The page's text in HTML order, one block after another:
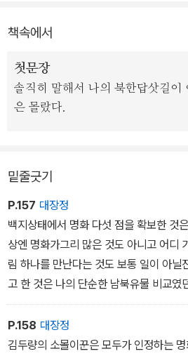
사에 집중되어 있다. 1부에서는 대동강과
평양을 대표하는 문화유적과 예술인들에
과 함께 펼쳐진다. 2부에는 한반도 최초
흥리무덤, 강서큰무덤 등을 답사한 후 고
명한다. 책 마지막에 실린 '그리고 남은
에 갔던 용곡서원, 북에서 만난 여인들,
께한 감회와 북한의 향토음식 등 본문에
대동강가엔 환영(歡迎)의 환영(幻影)들
은 고로봉식 산성
제2부 고인돌에서 현대미술까지
책속에서
첫문장
솔직히 말해서 나의 북한답삿길이
은 몰랐다.
밑줄긋기
P.157 대장정
백지상태에서 명화 다섯 점을 확보한 것
상엔 명화가그리 많은 것도 아니고 어디
림 하나를 만난다는 것도 보통 일이 아닐
고 한 것은 나의 단순한 남북유물 비교였
P.158 대장정
김두량의 소몰이꾼은 모두가 인정하는 명